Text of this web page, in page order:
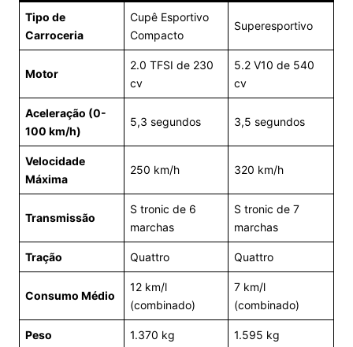
Tipo de
Carroceria
Cupê Esportivo
Compacto
Superesportivo
Motor
2.0 TFSI de 230
cv
5.2 V10 de 540
cv
Aceleração (0-
100 km/h)
5,3 segundos 3,5 segundos
Velocidade
Máxima
250 km/h 320 km/h
Transmissão
S tronic de 6
marchas
S tronic de 7
marchas
Tração Quattro Quattro
Consumo Médio
12 km/l
(combinado)
7 km/l
(combinado)
Peso 1.370 kg 1.595 kg